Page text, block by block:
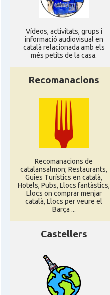
Ví­deos, activitats, grups i
informació audiovisual en
català relacionada amb els
més petits de la casa.
Recomanacions
Recomanacions de
catalansalmon; Restaurants,
Guies Turístics en català,
Hotels, Pubs, Llocs fantàstics,
Llocs on comprar menjar
català, Llocs per veure el
Barça ...
Castellers